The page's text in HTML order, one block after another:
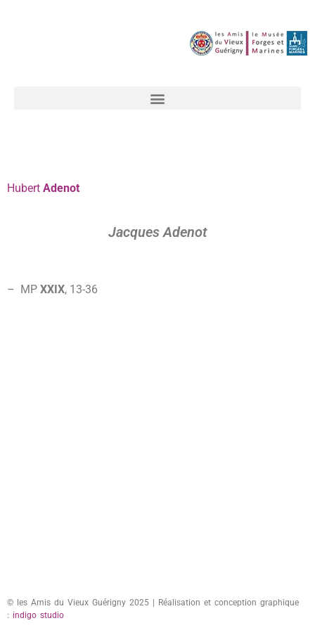
Hubert Adenot
Jacques Adenot
– MP XXIX, 13-36
© les Amis du Vieux Guérigny 2025 | Réalisation et conception graphique
: indigo studio